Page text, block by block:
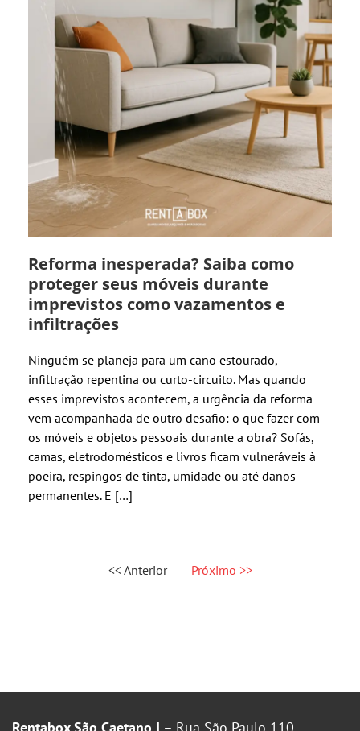
Reforma inesperada? Saiba como
proteger seus móveis durante
imprevistos como vazamentos e
infiltrações
Ninguém se planeja para um cano estourado,
infiltração repentina ou curto-circuito. Mas quando
esses imprevistos acontecem, a urgência da reforma
vem acompanhada de outro desafio: o que fazer com
os móveis e objetos pessoais durante a obra? Sofás,
camas, eletrodomésticos e livros ficam vulneráveis à
poeira, respingos de tinta, umidade ou até danos
permanentes. E […]
<< Anterior Próximo >>